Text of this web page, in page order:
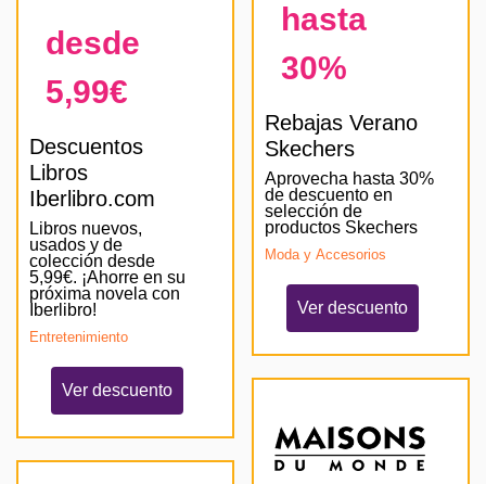
desde
5,99€
Descuentos
Libros
Iberlibro.com
Libros nuevos,
usados y de
colección desde
5,99€. ¡Ahorre en su
próxima novela con
Iberlibro!
Entretenimiento
Ver descuento
hasta
30%
Rebajas Verano
Skechers
Aprovecha hasta 30%
de descuento en
selección de
productos Skechers
Moda y Accesorios
Ver descuento